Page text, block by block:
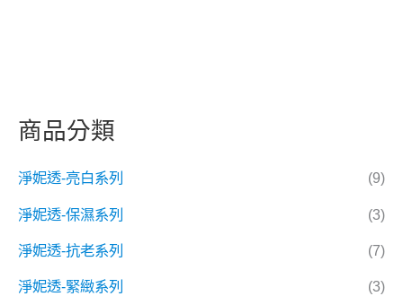
商品分類
淨妮透-亮白系列 (9)
淨妮透-保濕系列 (3)
淨妮透-抗老系列 (7)
淨妮透-緊緻系列 (3)